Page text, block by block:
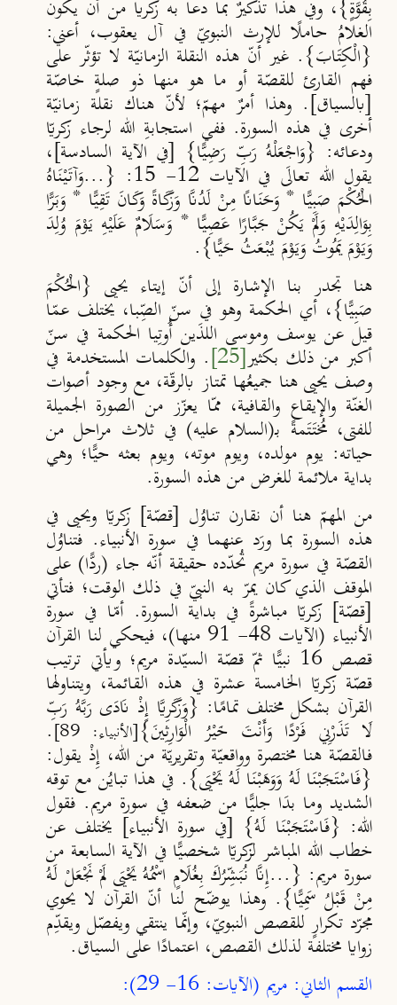
بِقُوَّةٍ}، وفي هذا تذكيرٌ بما دعا به زكريا من أن يكون
الغلامُ حاملًا للإرث النبويّ في آل يعقوب، أعني:
{الْكِتَابَ}. غير أنّ هذه النقلة الزمانيّة لا تؤثّر على
فهم القارئ للقصّة أو ما هو منها ذو صلةٍ خاصّة
[بالسياق]. وهذا أمرٌ مهمّ؛ لأنّ هناك نقلة زمانيّة
أخرى في هذه السورة. ففي استجابةِ الله لرجاء زكريّا
ودعائه: {وَاجْعَلْهُ رَبِّ رَضِيًّا} [في الآية السادسة]،
يقول الله تعالَى في الآيات 12- 15: {...وَآتَيْنَاهُ
الْحُكْمَ صَبِيًّا * وَحَنَانًا مِنْ لَدُنَّا وَزَكَاةً وَكَانَ تَقِيًّا * وَبَرًّا
بِوَالِدَيْهِ وَلَمْ يَكُنْ جَبَّارًا عَصِيًّا * وَسَلَامٌ عَلَيْهِ يَوْمَ وُلِدَ
وَيَوْمَ يَمُوتُ وَيَوْمَ يُبْعَثُ حَيًّا}.
هنا تجدر بنا الإشارة إلى أنّ إيتاء يحيى {الْحُكْمَ
صَبِيًّا}، أي الحكمة وهو في سنّ الصِّبا، يختلف عمّا
قيل عن يوسف وموسى اللذَين أُوتِيا الحكمة في سنّ
أكبر من ذلك بكثير[25] . والكلمات المستخدمة في
وصف يحيى هنا جميعُها تمتاز بالرقّة، مع وجود أصوات
الغنّة والإيقاع والقافية، ممّا يعزّز من الصورة الجميلة
للفتى، مُختَتَمةً بـ(السلام عليه) في ثلاث مراحل من
حياته: يوم مولده، ويوم موته، ويوم بعثه حيًّا؛ وهي
بداية ملائمة للغرض من هذه السورة.
من المهمّ هنا أن نقارن تناوُل [قصّة] زكريّا ويحيى في
هذه السورة بما ورَد عنهما في سورة الأنبياء. فتناوُل
القصّة في سورة مريم تُحدّده حقيقة أنّه جاء (ردًّا) على
الموقف الذي كان يمرّ به النبيّ في ذلك الوقت؛ فتأتي
[قصّة] زكريّا مباشرةً في بداية السورة. أمّا في سورة
الأنبياء (الآيات 48- 91 منها)، فيحكي لنا القرآن
قصص 16 نبيًّا ثمّ قصّة السيّدة مريم؛ ويأتي ترتيب
قصّة زكريّا الخامسة عشرة في هذه القائمة، ويتناولها
القرآن بشكل مختلف تمامًا: {وَزَكَرِيَّا إِذْ نَادَى رَبَّهُ رَبِّ
لَا تَذَرْنِي فَرْدًا وَأَنْتَ خَيْرُ الْوَارِثِينَ}[الأنبياء: 89] .
فالقصّة هنا مختصرة وواقعيّة وتقريريّة من الله، إِذْ يقول:
{فَاسْتَجَبْنَا لَهُ وَوَهَبْنَا لَهُ يَحْيَى}. في هذا تبايُن مع توقه
الشديد وما بدَا جليًّا من ضعفه في سورة مريم. فقول
الله: {فَاسْتَجَبْنَا لَهُ} [في سورة الأنبياء] يختلف عن
خطاب الله المباشر لزكريّا شخصيًّا في الآية السابعة من
سورة مريم: {...إِنَّا نُبَشِّرُكَ بِغُلَامٍ اسْمُهُ يَحْيَى لَمْ نَجْعَلْ لَهُ
مِنْ قَبْلُ سَمِيًّا}. وهذا يوضّح لنا أنّ القرآن لا يحوي
مجرّد تكرارٍ للقصص النبويّ، وإنّما ينتقي ويفصّل ويقدِّم
زوايا مختلفة لذلك القصص، اعتمادًا على السياق.
القسم الثاني: مريم (الآيات: 16- 29):